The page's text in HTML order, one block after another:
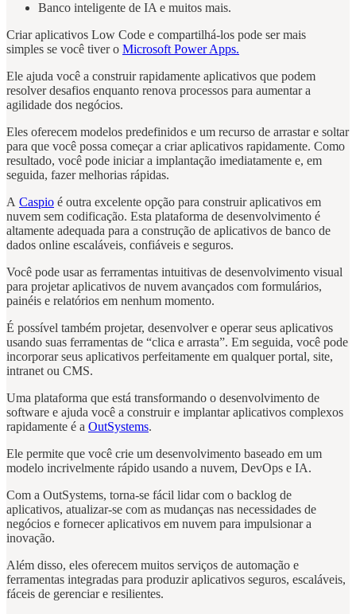
Banco inteligente de IA e muitos mais.
Criar aplicativos Low Code e compartilhá-los pode ser mais
simples se você tiver o Microsoft Power Apps.
Ele ajuda você a construir rapidamente aplicativos que podem
resolver desafios enquanto renova processos para aumentar a
agilidade dos negócios.
Eles oferecem modelos predefinidos e um recurso de arrastar e soltar
para que você possa começar a criar aplicativos rapidamente. Como
resultado, você pode iniciar a implantação imediatamente e, em
seguida, fazer melhorias rápidas.
A Caspio é outra excelente opção para construir aplicativos em
nuvem sem codificação. Esta plataforma de desenvolvimento é
altamente adequada para a construção de aplicativos de banco de
dados online escaláveis, confiáveis e seguros.
Você pode usar as ferramentas intuitivas de desenvolvimento visual
para projetar aplicativos de nuvem avançados com formulários,
painéis e relatórios em nenhum momento.
É possível também projetar, desenvolver e operar seus aplicativos
usando suas ferramentas de “clica e arrasta”. Em seguida, você pode
incorporar seus aplicativos perfeitamente em qualquer portal, site,
intranet ou CMS.
Uma plataforma que está transformando o desenvolvimento de
software e ajuda você a construir e implantar aplicativos complexos
rapidamente é a OutSystems.
Ele permite que você crie um desenvolvimento baseado em um
modelo incrivelmente rápido usando a nuvem, DevOps e IA.
Com a OutSystems, torna-se fácil lidar com o backlog de
aplicativos, atualizar-se com as mudanças nas necessidades de
negócios e fornecer aplicativos em nuvem para impulsionar a
inovação.
Além disso, eles oferecem muitos serviços de automação e
ferramentas integradas para produzir aplicativos seguros, escaláveis,
fáceis de gerenciar e resilientes.